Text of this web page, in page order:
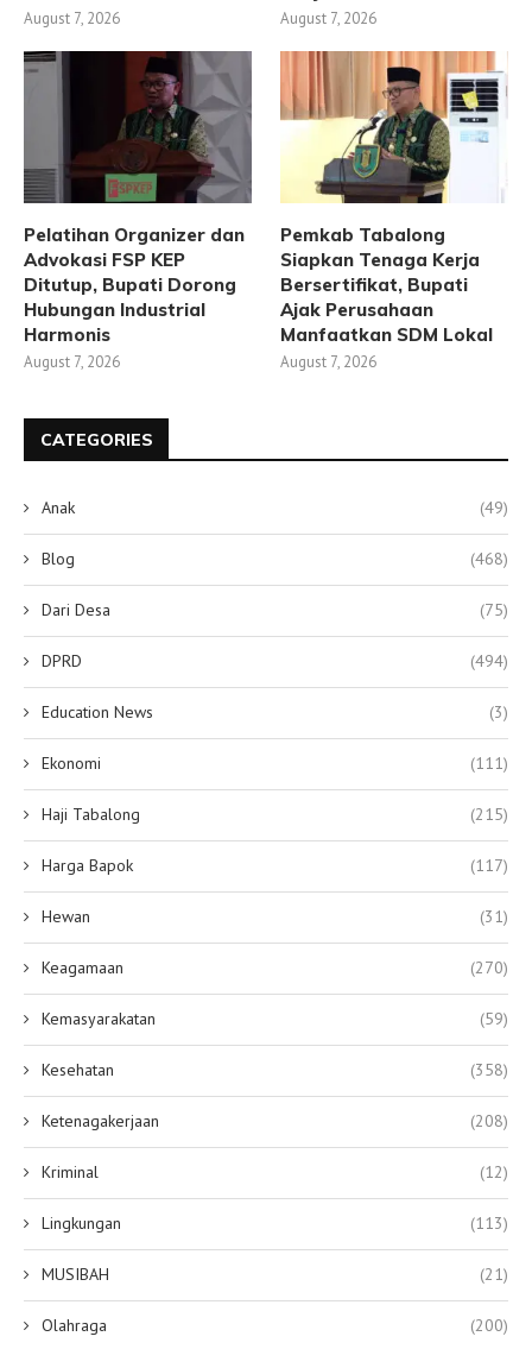
August 7, 2026 August 7, 2026
Pelatihan Organizer dan
Advokasi FSP KEP
Ditutup, Bupati Dorong
Hubungan Industrial
Harmonis
August 7, 2026
Pemkab Tabalong
Siapkan Tenaga Kerja
Bersertifikat, Bupati
Ajak Perusahaan
Manfaatkan SDM Lokal
August 7, 2026
CATEGORIES
Anak (49)
Blog (468)
Dari Desa (75)
DPRD (494)
Education News (3)
Ekonomi (111)
Haji Tabalong (215)
Harga Bapok (117)
Hewan (31)
Keagamaan (270)
Kemasyarakatan (59)
Kesehatan (358)
Ketenagakerjaan (208)
Kriminal (12)
Lingkungan (113)
MUSIBAH (21)
Olahraga (200)